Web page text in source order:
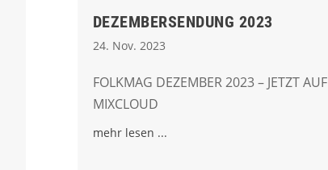
DEZEMBERSENDUNG 2023
24. Nov. 2023
FOLKMAG DEZEMBER 2023 – JETZT AUF
MIXCLOUD
mehr lesen